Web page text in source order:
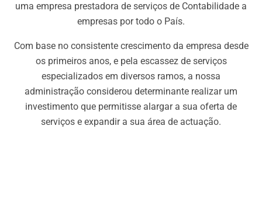
uma empresa prestadora de serviços de Contabilidade a
empresas por todo o País.
Com base no consistente crescimento da empresa desde
os primeiros anos, e pela escassez de serviços
especializados em diversos ramos, a nossa
administração considerou determinante realizar um
investimento que permitisse alargar a sua oferta de
serviços e expandir a sua área de actuação.